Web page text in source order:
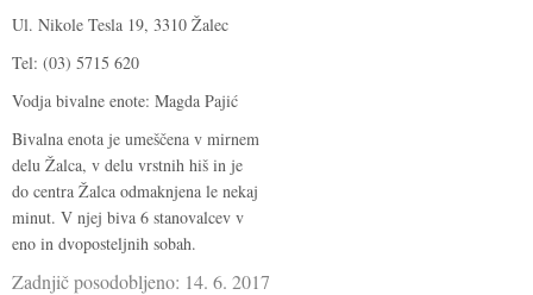
Ul. Nikole Tesla 19, 3310 Žalec
Tel: (03) 5715 620
Vodja bivalne enote: Magda Pajić
Bivalna enota je umeščena v mirnem
delu Žalca, v delu vrstnih hiš in je
do centra Žalca odmaknjena le nekaj
minut. V njej biva 6 stanovalcev v
eno in dvoposteljnih sobah.
Zadnjič posodobljeno: 14. 6. 2017